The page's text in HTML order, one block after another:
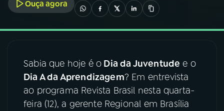
03PROGRAMAÇÃO
04PROGRAMAS
PODCASTS
Ouça agora
Sabia que hoje é o Dia da Juventude e o
Dia A da Aprendizagem? Em entrevista
ao programa Revista Brasil nesta quarta-
feira (12), a gerente Regional em Brasília